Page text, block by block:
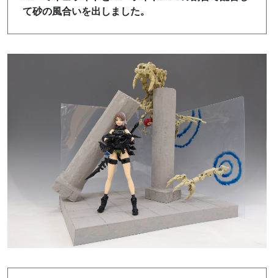
て砂の風合いを出しました。